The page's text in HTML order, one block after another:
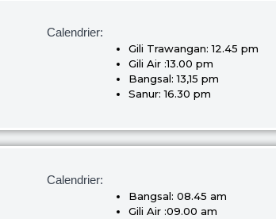
Calendrier:
Gili Trawangan: 12.45 pm
Gili Air :13.00 pm
Bangsal: 13,15 pm
Sanur: 16.30 pm
Calendrier:
Bangsal: 08.45 am
Gili Air :09.00 am